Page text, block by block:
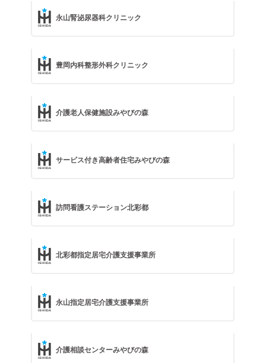
永山腎泌尿器科クリニック
豊岡内科整形外科クリニック
介護老人保健施設みやびの森
サービス付き高齢者住宅みやびの森
訪問看護ステーション北彩都
北彩都指定居宅介護支援事業所
永山指定居宅介護支援事業所
介護相談センターみやびの森